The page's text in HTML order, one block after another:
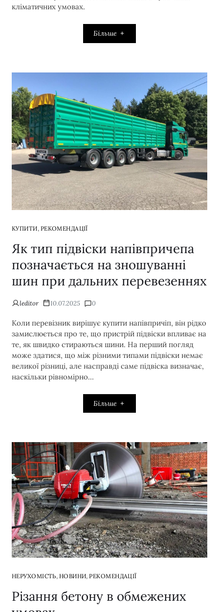
кліматичних умовах.
Більше
КУПИТИ, РЕКОМЕНДАЦІЇ
Як тип підвіски напівпричепа
позначається на зношуванні
шин при дальних перевезеннях
leditor 10.07.2025 0
Коли перевізник вирішує купити напівпричіп, він рідко
замислюється про те, що пристрій підвіски впливає на
те, як швидко стираються шини. На перший погляд
може здатися, що між різними типами підвіски немає
великої різниці, але насправді саме підвіска визначає,
наскільки рівномірно…
Більше
НЕРУХОМІСТЬ, НОВИНИ,РЕКОМЕНДАЦІЇ
Різання бетону в обмежених